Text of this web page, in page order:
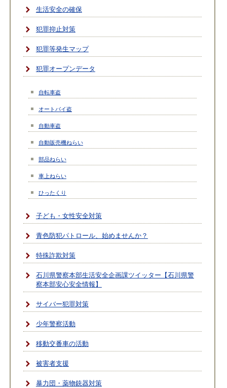
生活安全の確保
犯罪抑止対策
犯罪等発生マップ
犯罪オープンデータ
自転車盗
オートバイ盗
自動車盗
自動販売機ねらい
部品ねらい
車上ねらい
ひったくり
子ども・女性安全対策
青色防犯パトロール、始めませんか？
特殊詐欺対策
石川県警察本部生活安全企画課ツイッター【石川県警
察本部安心安全情報】
サイバー犯罪対策
少年警察活動
移動交番車の活動
被害者支援
暴力団・薬物銃器対策